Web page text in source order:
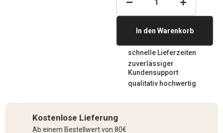
In den Warenkorb
schnelle Lieferzeiten
zuverlässiger
Kundensupport
qualitativ hochwertig
Kostenlose Lieferung
Ab einem Bestellwert von 80€